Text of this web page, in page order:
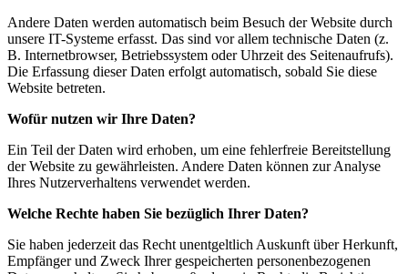
Andere Daten werden automatisch beim Besuch der Website durch
unsere IT-Systeme erfasst. Das sind vor allem technische Daten (z.
B. Internetbrowser, Betriebssystem oder Uhrzeit des Seitenaufrufs).
Die Erfassung dieser Daten erfolgt automatisch, sobald Sie diese
Website betreten.
Wofür nutzen wir Ihre Daten?
Ein Teil der Daten wird erhoben, um eine fehlerfreie Bereitstellung
der Website zu gewährleisten. Andere Daten können zur Analyse
Ihres Nutzerverhaltens verwendet werden.
Welche Rechte haben Sie bezüglich Ihrer Daten?
Sie haben jederzeit das Recht unentgeltlich Auskunft über Herkunft,
Empfänger und Zweck Ihrer gespeicherten personenbezogenen